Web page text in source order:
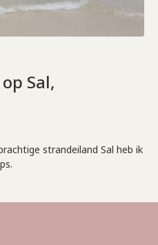
Sal,
strandeiland Sal heb ik